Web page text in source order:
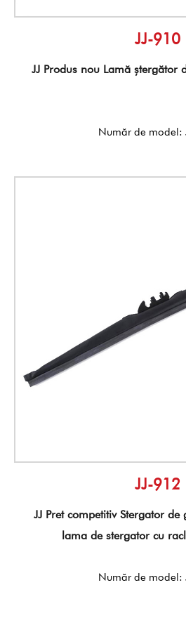
JJ-910
JJ Produs nou Lamă ștergător
Număr de model:
JJ-912
JJ Pret competitiv Stergator
lama de stergator cu
Număr de model: